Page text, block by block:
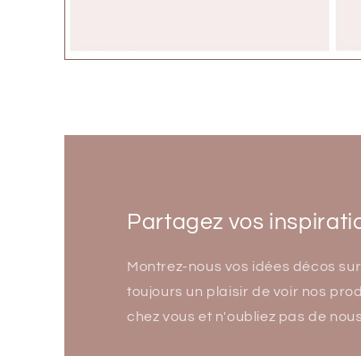
Partagez vos
Montrez-nous vos idées décos
toujours un plaisir de voir nos
chez vous et n'oubliez pas de